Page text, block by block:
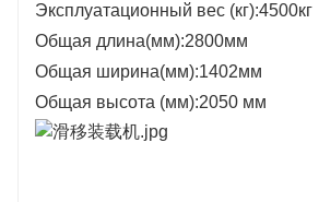
Эксплуатационный вес (кг):4500кг
Общая длина(мм):2800мм
Общая ширина(мм):1402мм
Общая высота (мм):2050 мм